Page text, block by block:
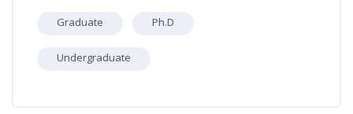
Graduate Ph.D
Undergraduate